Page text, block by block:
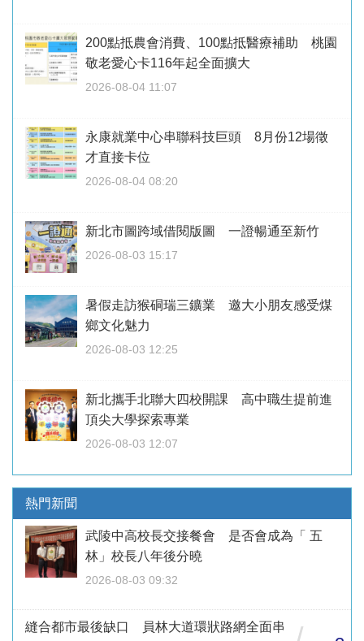
200點抵農會消費、100點抵醫療補助 桃園
敬老愛心卡116年起全面擴大
2026-08-04 11:07
永康就業中心串聯科技巨頭 8月份12場徵
才直接卡位
2026-08-04 08:20
新北市圖跨域借閱版圖 一證暢通至新竹
2026-08-03 15:17
暑假走訪猴硐瑞三鑛業 邀大小朋友感受煤
鄉文化魅力
2026-08-03 12:25
新北攜手北聯大四校開課 高中職生提前進
頂尖大學探索專業
2026-08-03 12:07
熱門新聞
武陵中高校長交接餐會 是否會成為「 五
林」校長八年後分曉
2026-08-03 09:32
縫合都市最後缺口 員林大道環狀路網全面串